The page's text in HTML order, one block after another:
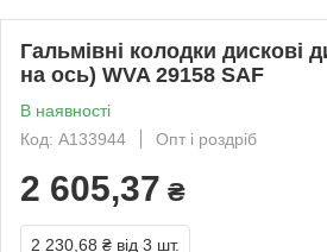
Гальмівні колодки дискові
на ось) WVA 29158 SAF
В наявності
Код: A133944
Опт і роздріб
2 605,37 ₴
2 230,68 ₴ від 3 шт.